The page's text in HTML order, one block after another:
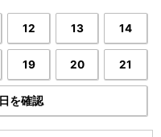
12 13 14
19 20 21
を確認